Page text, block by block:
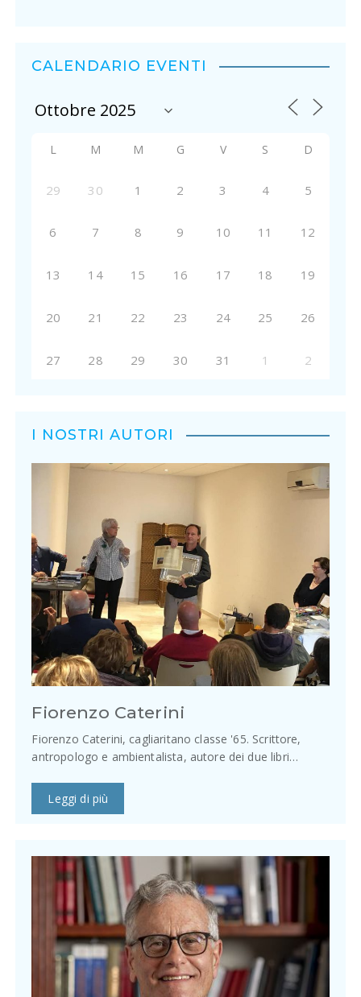
CALENDARIO EVENTI
L M M G V S D
29 30 1 2 3 4 5
6 7 8 9 10 11 12
13 14 15 16 17 18 19
20 21 22 23 24 25 26
27 28 29 30 31 1 2
I NOSTRI AUTORI
Fiorenzo Caterini
Fiorenzo Caterini, cagliaritano classe '65. Scrittore,
antropologo e ambientalista, autore dei due libri…
Leggi di più